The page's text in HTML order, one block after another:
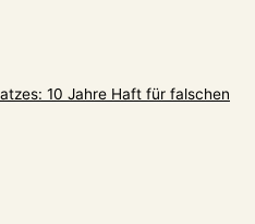
10 Jahre Haft für falschen